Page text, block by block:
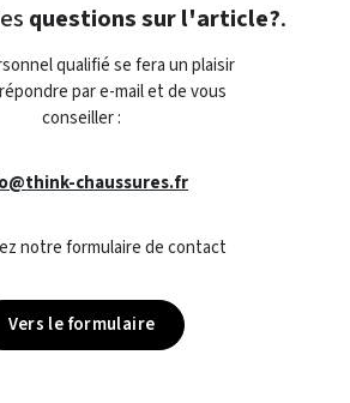
questions sur l'article?.
qualifié se fera un plaisir
par e-mail et de vous
conseiller :
chaussures.fr
notre formulaire de contact
Vers le formulaire